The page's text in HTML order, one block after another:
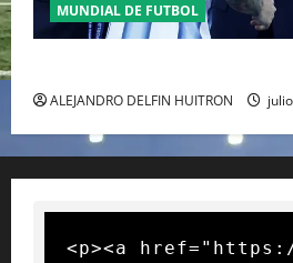
MUNDIAL DE FUTBOL
ALEJANDRO DELFIN HUITRON
<p><a